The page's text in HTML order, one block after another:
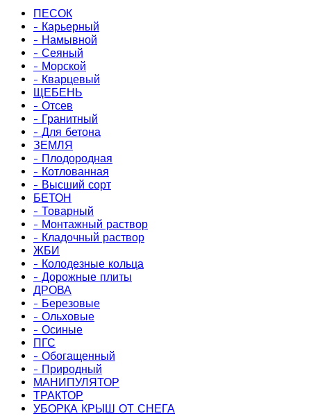
ПЕСОК
- Карьерный
- Намывной
- Сеяный
- Морской
- Кварцевый
ЩЕБЕНЬ
- Отсев
- Гранитный
- Для бетона
ЗЕМЛЯ
- Плодородная
- Котлованная
- Высший сорт
БЕТОН
- Товарный
- Монтажный раствор
- Кладочный раствор
ЖБИ
- Колодезные кольца
- Дорожные плиты
ДРОВА
- Березовые
- Ольховые
- Осиные
ПГС
- Обогащенный
- Природный
МАНИПУЛЯТОР
ТРАКТОР
УБОРКА КРЫШ ОТ СНЕГА